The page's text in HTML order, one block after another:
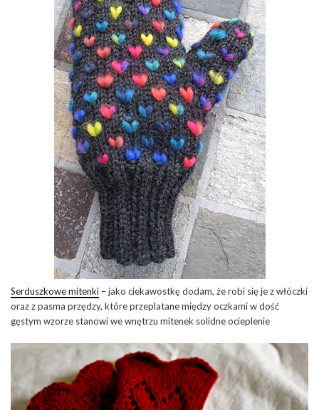
Serduszkowe mitenki – jako ciekawostkę dodam, że robi się je z włóczki
oraz z pasma przędzy, które przeplatane między oczkami w dość
gęstym wzorze stanowi we wnętrzu mitenek solidne ocieplenie